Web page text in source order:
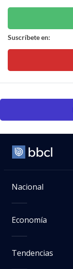
Suscríbete en:
Nacional
Economía
Tendencias